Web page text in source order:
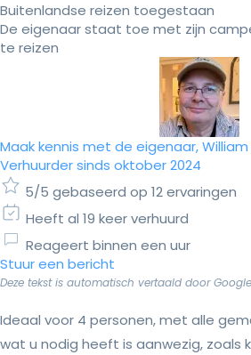
Buitenlandse reizen toegestaan
De eigenaar staat toe met zijn
te reizen
Maak kennis met de eigenaar, William
Verhuurder sinds oktober 2024
5/5 gebaseerd op 12 ervaringen
Heeft al 19 keer verhuurd
Reageert binnen een uur
Stuur een bericht
Deze tekst is automatisch vertaald door
Ideaal voor 4 personen, met alle
wat u nodig heeft is aanwezig, zoals